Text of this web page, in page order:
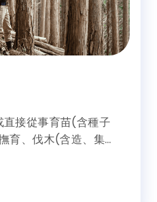
直接從事育苗(含種子
育、伐木(含造、集